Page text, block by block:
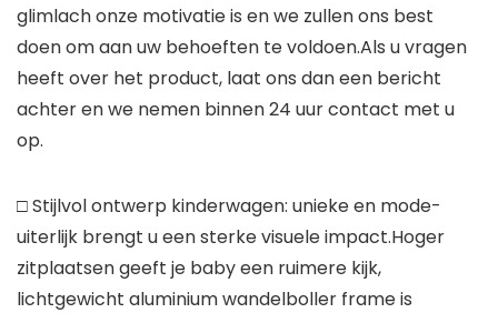
glimlach onze motivatie is en we zullen ons best
doen om aan uw behoeften te voldoen.Als u vragen
heeft over het product, laat ons dan een bericht
achter en we nemen binnen 24 uur contact met u
op.
□ Stijlvol ontwerp kinderwagen: unieke en mode-
uiterlijk brengt u een sterke visuele impact.Hoger
zitplaatsen geeft je baby een ruimere kijk,
lichtgewicht aluminium wandelboller frame is